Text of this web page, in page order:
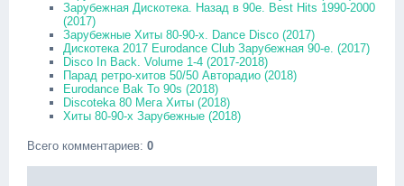
Зарубежная Дискотека. Назад в 90е. Best Hits 1990-2000
(2017)
Зарубежные Хиты 80-90-х. Dance Disco (2017)
Дискотека 2017 Eurodance Club Зарубежная 90-е. (2017)
Disco In Back. Volume 1-4 (2017-2018)
Парад ретро-хитов 50/50 Авторадио (2018)
Eurodance Bak To 90s (2018)
Discoteka 80 Мега Хиты (2018)
Хиты 80-90-х Зарубежные (2018)
Всего комментариев: 0